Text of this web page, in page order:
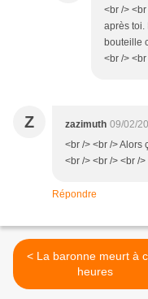
<br />
après toi.
bouteille
<br />
Z zazimuth 09/02/
<br /> <br /> Alors
<br /> <br /> <br />
Répondre
< La baronne meurt à cinq
heures